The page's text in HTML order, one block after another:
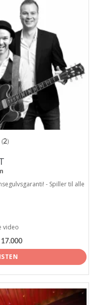
(2)
- Spiller til alle
video
17.000